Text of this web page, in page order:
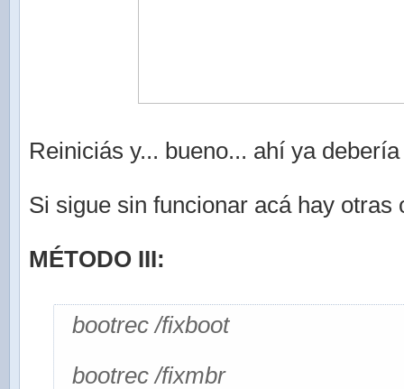
Reiniciás y... bueno... ahí ya
Si sigue sin funcionar acá hay otras
MÉTODO III:
bootrec /fixboot
bootrec /fixmbr